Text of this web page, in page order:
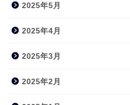
2025年5月
2025年4月
2025年3月
2025年2月